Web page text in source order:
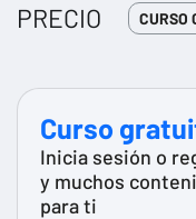
PRECIO CURSO
Curso
Inicia sesión o
y muchos
para ti